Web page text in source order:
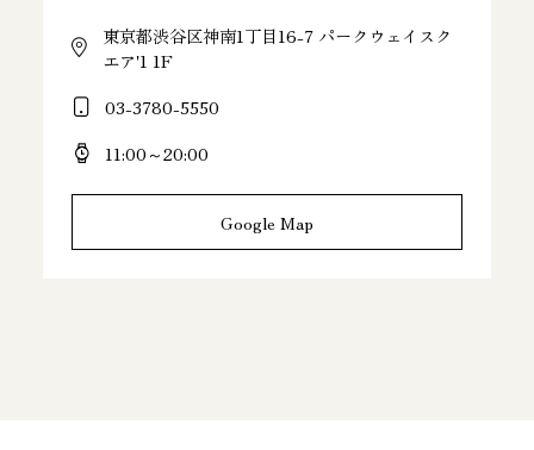
東京都渋谷区神南1丁目16-7 パークウェイスク
エア'1 1F
03-3780-5550
11:00～20:00
Google Map